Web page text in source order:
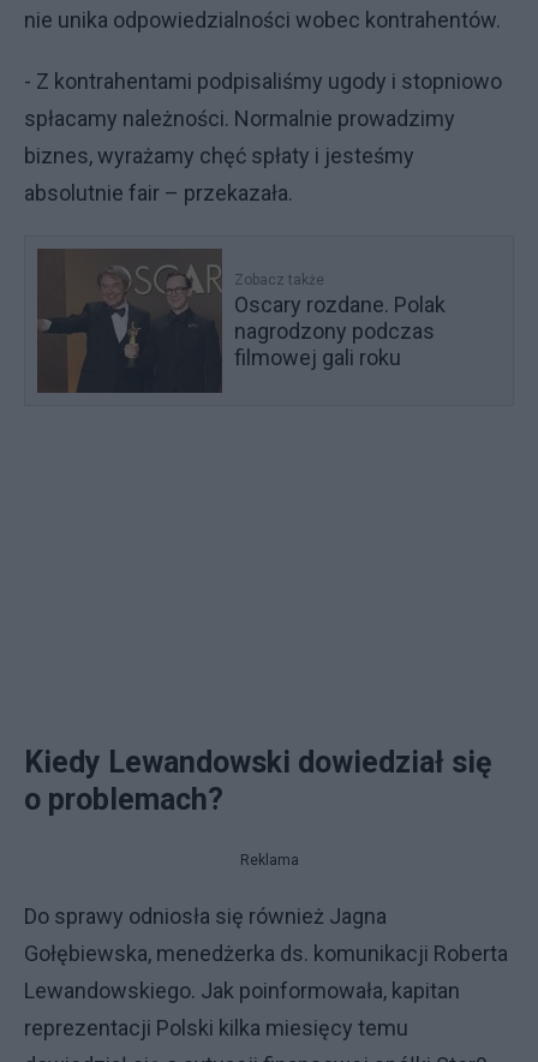
nie unika odpowiedzialności wobec kontrahentów.
- Z kontrahentami podpisaliśmy ugody i stopniowo
spłacamy należności. Normalnie prowadzimy
biznes, wyrażamy chęć spłaty i jesteśmy
absolutnie fair – przekazała.
Zobacz także
Oscary rozdane. Polak
nagrodzony podczas
filmowej gali roku
Kiedy Lewandowski dowiedział się
o problemach?
Reklama
Do sprawy odniosła się również Jagna
Gołębiewska, menedżerka ds. komunikacji Roberta
Lewandowskiego. Jak poinformowała, kapitan
reprezentacji Polski kilka miesięcy temu